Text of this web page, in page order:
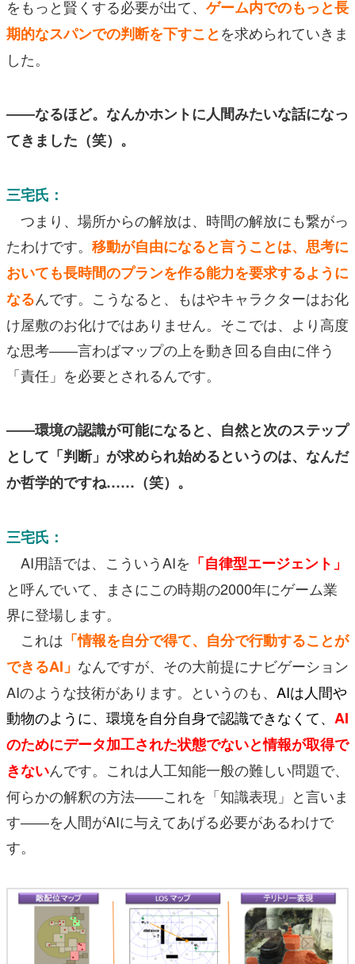
をもっと賢くする必要が出て、 ゲーム内でのもっと長
期的なスパンでの判断を下すことを求められていきま
した。
――なるほど。なんかホントに人間みたいな話になっ
てきました（笑）。
三宅氏：
つまり、場所からの解放は、時間の解放にも繋がっ
たわけです。 移動が自由になると言うことは、思考に
おいても長時間のプランを作る能力を要求するように
なるんです。こうなると、もはやキャラクターはお化
け屋敷のお化けではありません。そこでは、より高度
な思考――言わばマップの上を動き回る自由に伴う
「責任」を必要とされるんです。
――環境の認識が可能になると、自然と次のステップ
として「判断」が求められ始めるというのは、なんだ
か哲学的ですね……（笑）。
三宅氏：
AI用語では、こういうAIを 「自律型エージェント」
と呼んでいて、まさにこの時期の2000年にゲーム業
界に登場します。
これは 「情報を自分で得て、自分で行動することが
できるAI」 なんですが、その大前提にナビゲーション
AIのような技術があります。というのも、 AIは人間や
動物のように、環境を自分自身で認識できなくて、 AI
のためにデータ加工された状態でないと情報が取得で
きないんです。これは人工知能一般の難しい問題で、
何らかの解釈の方法――これを「知識表現」と言いま
す――を人間がAIに与えてあげる必要があるわけで
す。